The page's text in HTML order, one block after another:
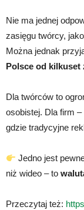
Nie ma jednej
zasięgu twórcy,
Można jednak
Polsce od kilkuset
Dla twórców to
osobistej. Dla firm
gdzie tradycyjne
Jedno jest
niż wideo – to
Przeczytaj też: